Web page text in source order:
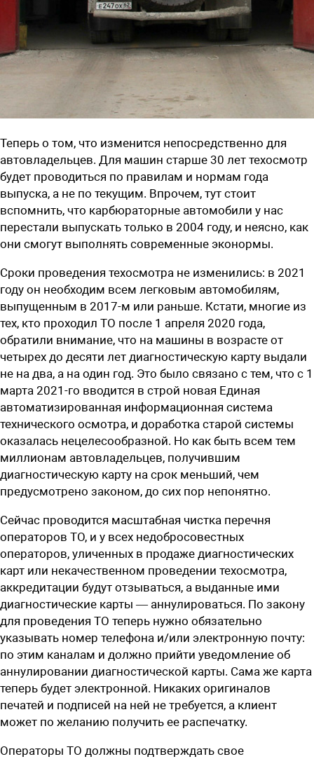
Теперь о том, что изменится непосредственно для
автовладельцев. Для машин старше 30 лет техосмотр
будет проводиться по правилам и нормам года
выпуска, а не по текущим. Впрочем, тут стоит
вспомнить, что карбюраторные автомобили у нас
перестали выпускать только в 2004 году, и неясно, как
они смогут выполнять современные эконормы.
Сроки проведения техосмотра не изменились: в 2021
году он необходим всем легковым автомобилям,
выпущенным в 2017-м или раньше. Кстати, многие из
тех, кто проходил ТО после 1 апреля 2020 года,
обратили внимание, что на машины в возрасте от
четырех до десяти лет диагностическую карту выдали
не на два, а на один год. Это было связано с тем, что с 1
марта 2021-го вводится в строй новая Единая
автоматизированная информационная система
технического осмотра, и доработка старой системы
оказалась нецелесообразной. Но как быть всем тем
миллионам автовладельцев, получившим
диагностическую карту на срок меньший, чем
предусмотрено законом, до сих пор непонятно.
Сейчас проводится масштабная чистка перечня
операторов ТО, и у всех недобросовестных
операторов, уличенных в продаже диагностических
карт или некачественном проведении техосмотра,
аккредитации будут отзываться, а выданные ими
диагностические карты — аннулироваться. По закону
для проведения ТО теперь нужно обязательно
указывать номер телефона и/или электронную почту:
по этим каналам и должно прийти уведомление об
аннулировании диагностической карты. Сама же карта
теперь будет электронной. Никаких оригиналов
печатей и подписей на ней не требуется, а клиент
может по желанию получить ее распечатку.
Операторы ТО должны подтверждать свое